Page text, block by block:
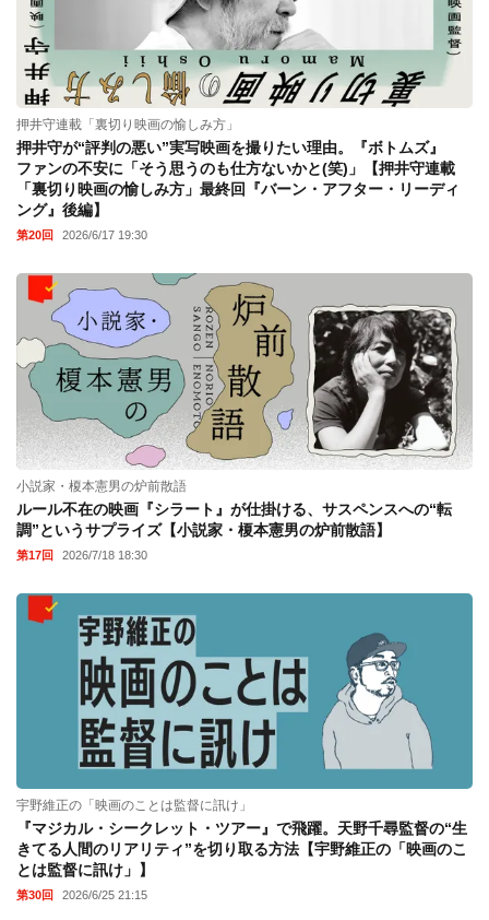
押井守連載「裏切り映画の愉しみ方」
押井守が“評判の悪い”実写映画を撮りたい理由。『ボトムズ』
ファンの不安に「そう思うのも仕方ないかと(笑)」【押井守連載
「裏切り映画の愉しみ方」最終回『バーン・アフター・リーディ
ング』後編】
第20回 2026/6/17 19:30
小説家・榎本憲男の炉前散語
ルール不在の映画『シラート』が仕掛ける、サスペンスへの“転
調”というサプライズ【小説家・榎本憲男の炉前散語】
第17回 2026/7/18 18:30
宇野維正の「映画のことは監督に訊け」
『マジカル・シークレット・ツアー』で飛躍。天野千尋監督の“生
きてる人間のリアリティ”を切り取る方法【宇野維正の「映画のこ
とは監督に訊け」】
第30回 2026/6/25 21:15